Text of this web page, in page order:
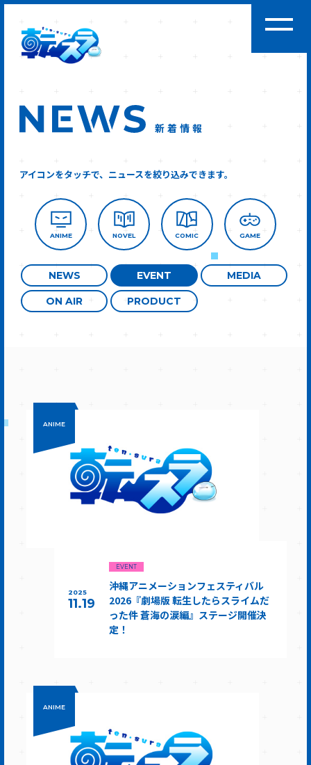
新着情報
アイコンをタッチで、ニュースを絞り込みできます。
ANIME NOVEL COMIC GAME
NEWS EVENT MEDIA
ON AIR PRODUCT
ANIME
2025
11.19
EVENT
沖縄アニメーションフェスティバル
2026『劇場版 転生したらスライムだ
った件 蒼海の涙編』ステージ開催決
定！
ANIME